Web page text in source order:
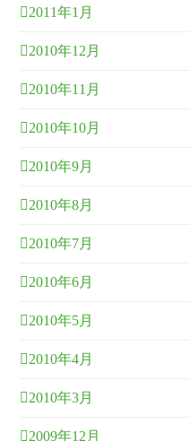
2011年1月
2010年12月
2010年11月
2010年10月
2010年9月
2010年8月
2010年7月
2010年6月
2010年5月
2010年4月
2010年3月
2009年12月